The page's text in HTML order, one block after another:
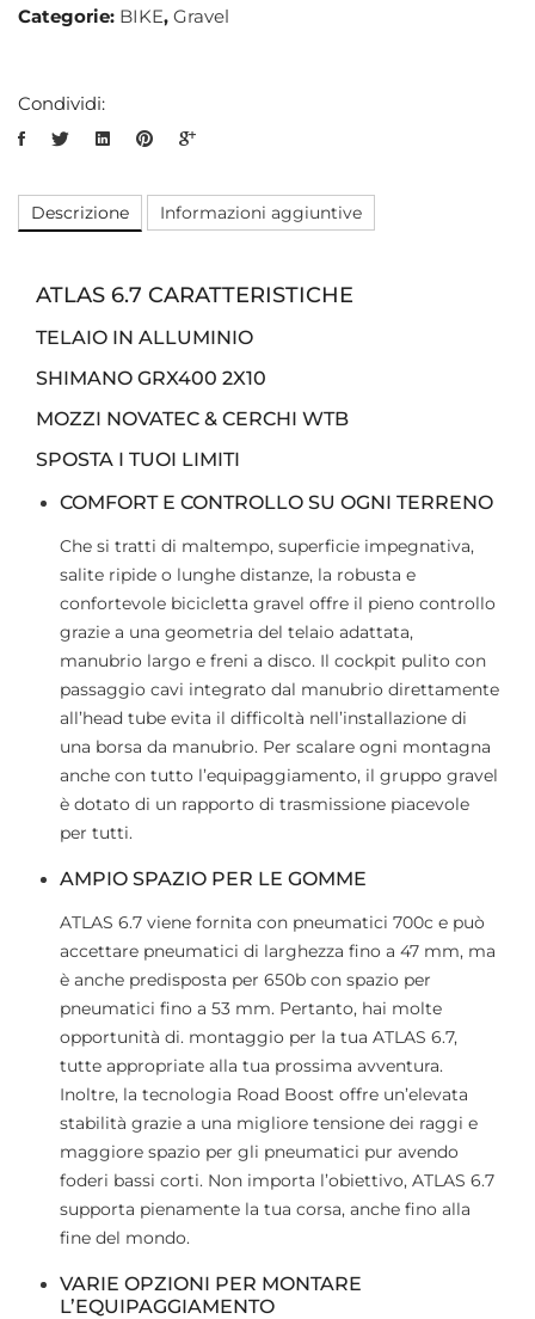
Categorie: BIKE, Gravel
Condividi:
Descrizione Informazioni aggiuntive
ATLAS 6.7 CARATTERISTICHE
TELAIO IN ALLUMINIO
SHIMANO GRX400 2X10
MOZZI NOVATEC & CERCHI WTB
SPOSTA I TUOI LIMITI
COMFORT E CONTROLLO SU OGNI TERRENO
Che si tratti di maltempo, superficie impegnativa,
salite ripide o lunghe distanze, la robusta e
confortevole bicicletta gravel offre il pieno controllo
grazie a una geometria del telaio adattata,
manubrio largo e freni a disco. Il cockpit pulito con
passaggio cavi integrato dal manubrio direttamente
all’head tube evita il difficoltà nell’installazione di
una borsa da manubrio. Per scalare ogni montagna
anche con tutto l’equipaggiamento, il gruppo gravel
è dotato di un rapporto di trasmissione piacevole
per tutti.
AMPIO SPAZIO PER LE GOMME
ATLAS 6.7 viene fornita con pneumatici 700c e può
accettare pneumatici di larghezza fino a 47 mm, ma
è anche predisposta per 650b con spazio per
pneumatici fino a 53 mm. Pertanto, hai molte
opportunità di. montaggio per la tua ATLAS 6.7,
tutte appropriate alla tua prossima avventura.
Inoltre, la tecnologia Road Boost offre un’elevata
stabilità grazie a una migliore tensione dei raggi e
maggiore spazio per gli pneumatici pur avendo
foderi bassi corti. Non importa l’obiettivo, ATLAS 6.7
supporta pienamente la tua corsa, anche fino alla
fine del mondo.
VARIE OPZIONI PER MONTARE
L’EQUIPAGGIAMENTO